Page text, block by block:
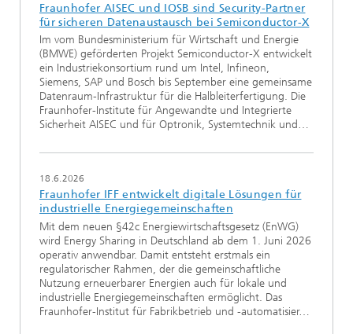
Fraunhofer AISEC und IOSB sind Security-Partner
für sicheren Datenaustausch bei Semiconductor-X
Im vom Bundesministerium für Wirtschaft und Energie
(BMWE) geförderten Projekt Semiconductor-X entwickelt
ein Industriekonsortium rund um Intel, Infineon,
Siemens, SAP und Bosch bis September eine gemeinsame
Datenraum-Infrastruktur für die Halbleiterfertigung. Die
Fraunhofer-Institute für Angewandte und Integrierte
Sicherheit AISEC und für Optronik, Systemtechnik und…
18.6.2026
Fraunhofer IFF entwickelt digitale Lösungen für
industrielle Energiegemeinschaften
Mit dem neuen §42c Energiewirtschaftsgesetz (EnWG)
wird Energy Sharing in Deutschland ab dem 1. Juni 2026
operativ anwendbar. Damit entsteht erstmals ein
regulatorischer Rahmen, der die gemeinschaftliche
Nutzung erneuerbarer Energien auch für lokale und
industrielle Energiegemeinschaften ermöglicht. Das
Fraunhofer-Institut für Fabrikbetrieb und -automatisier…